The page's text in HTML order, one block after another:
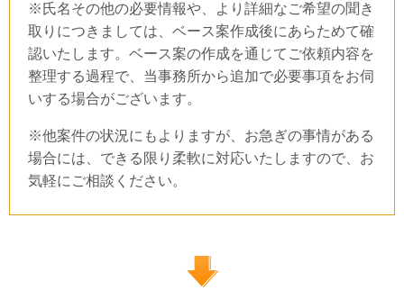
※氏名その他の必要情報や、より詳細なご希望の聞き
取りにつきましては、ベース案作成後にあらためて確
認いたします。ベース案の作成を通じてご依頼内容を
整理する過程で、当事務所から追加で必要事項をお伺
いする場合がございます。
※他案件の状況にもよりますが、お急ぎの事情がある
場合には、できる限り柔軟に対応いたしますので、お
気軽にご相談ください。